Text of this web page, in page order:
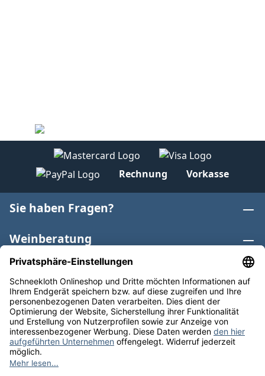
Rechnung Vorkasse
Sie haben Fragen?
Weinberatung
Informationen
Weinkategorien
Internationaler Wein
* Alle Preise inkl. gesetzl. Mehrwertsteuer zzgl.